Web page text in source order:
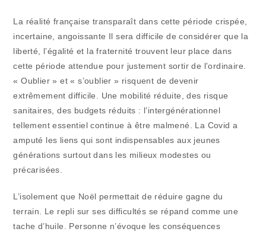
La réalité française transparaît dans cette période crispée,
incertaine, angoissante Il sera difficile de considérer que la
liberté, l’égalité et la fraternité trouvent leur place dans
cette période attendue pour justement sortir de l’ordinaire.
« Oublier » et « s’oublier » risquent de devenir
extrêmement difficile. Une mobilité réduite, des risque
sanitaires, des budgets réduits : l’intergénérationnel
tellement essentiel continue à être malmené. La Covid a
amputé les liens qui sont indispensables aux jeunes
générations surtout dans les milieux modestes ou
précarisées.
L’isolement que Noël permettait de réduire gagne du
terrain. Le repli sur ses difficultés se répand comme une
tache d’huile. Personne n’évoque les conséquences